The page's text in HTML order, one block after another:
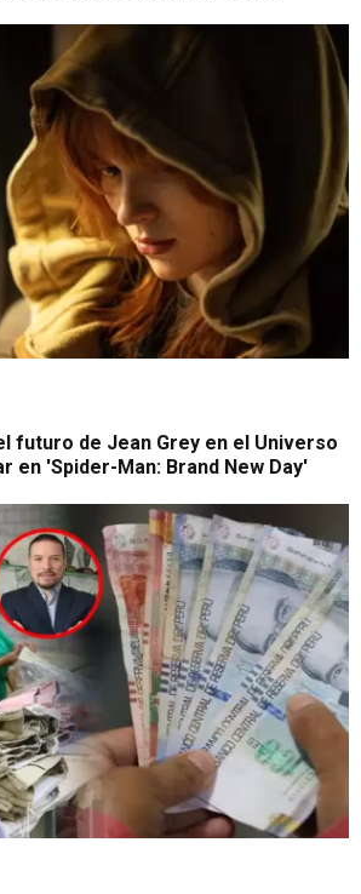
futuro de Jean Grey en el Universo
en 'Spider-Man: Brand New Day'